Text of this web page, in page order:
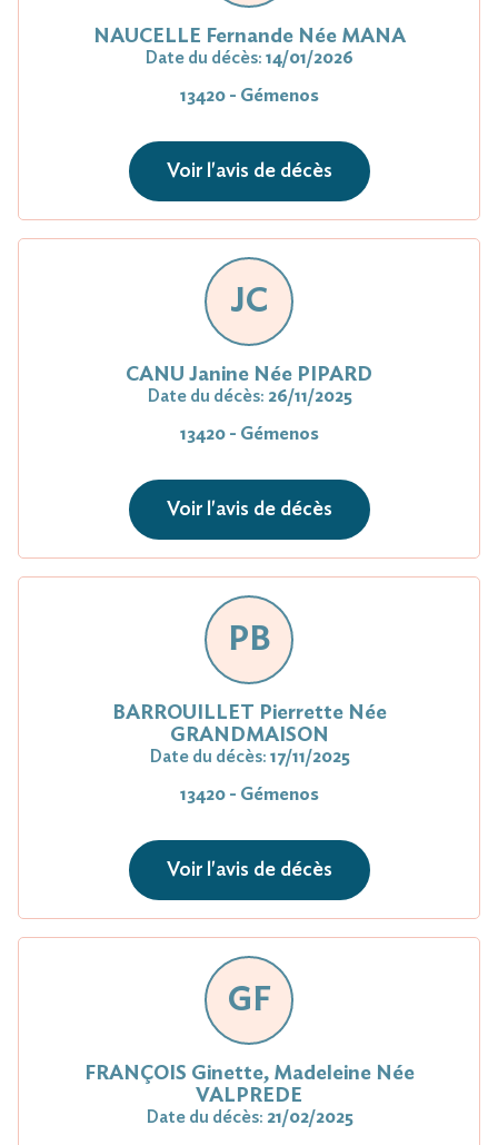
NAUCELLE Fernande Née MANA
Date du décès: 14/01/2026
13420 - Gémenos
Voir l'avis de décès
JC
CANU Janine Née PIPARD
Date du décès: 26/11/2025
13420 - Gémenos
Voir l'avis de décès
PB
BARROUILLET Pierrette Née
GRANDMAISON
Date du décès: 17/11/2025
13420 - Gémenos
Voir l'avis de décès
GF
FRANÇOIS Ginette, Madeleine Née
VALPREDE
Date du décès: 21/02/2025